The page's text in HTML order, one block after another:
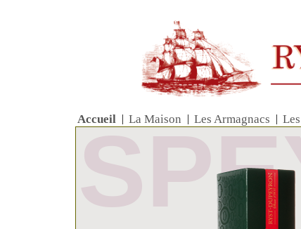
Accueil | La Maison | Les Armagnacs |